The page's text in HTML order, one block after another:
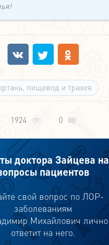
пищевод и трахея
1924 0
доктора Зайцева на
пациентов
свой вопрос по ЛОР-
заболеваниям
Михайлович лично
ответит на него.